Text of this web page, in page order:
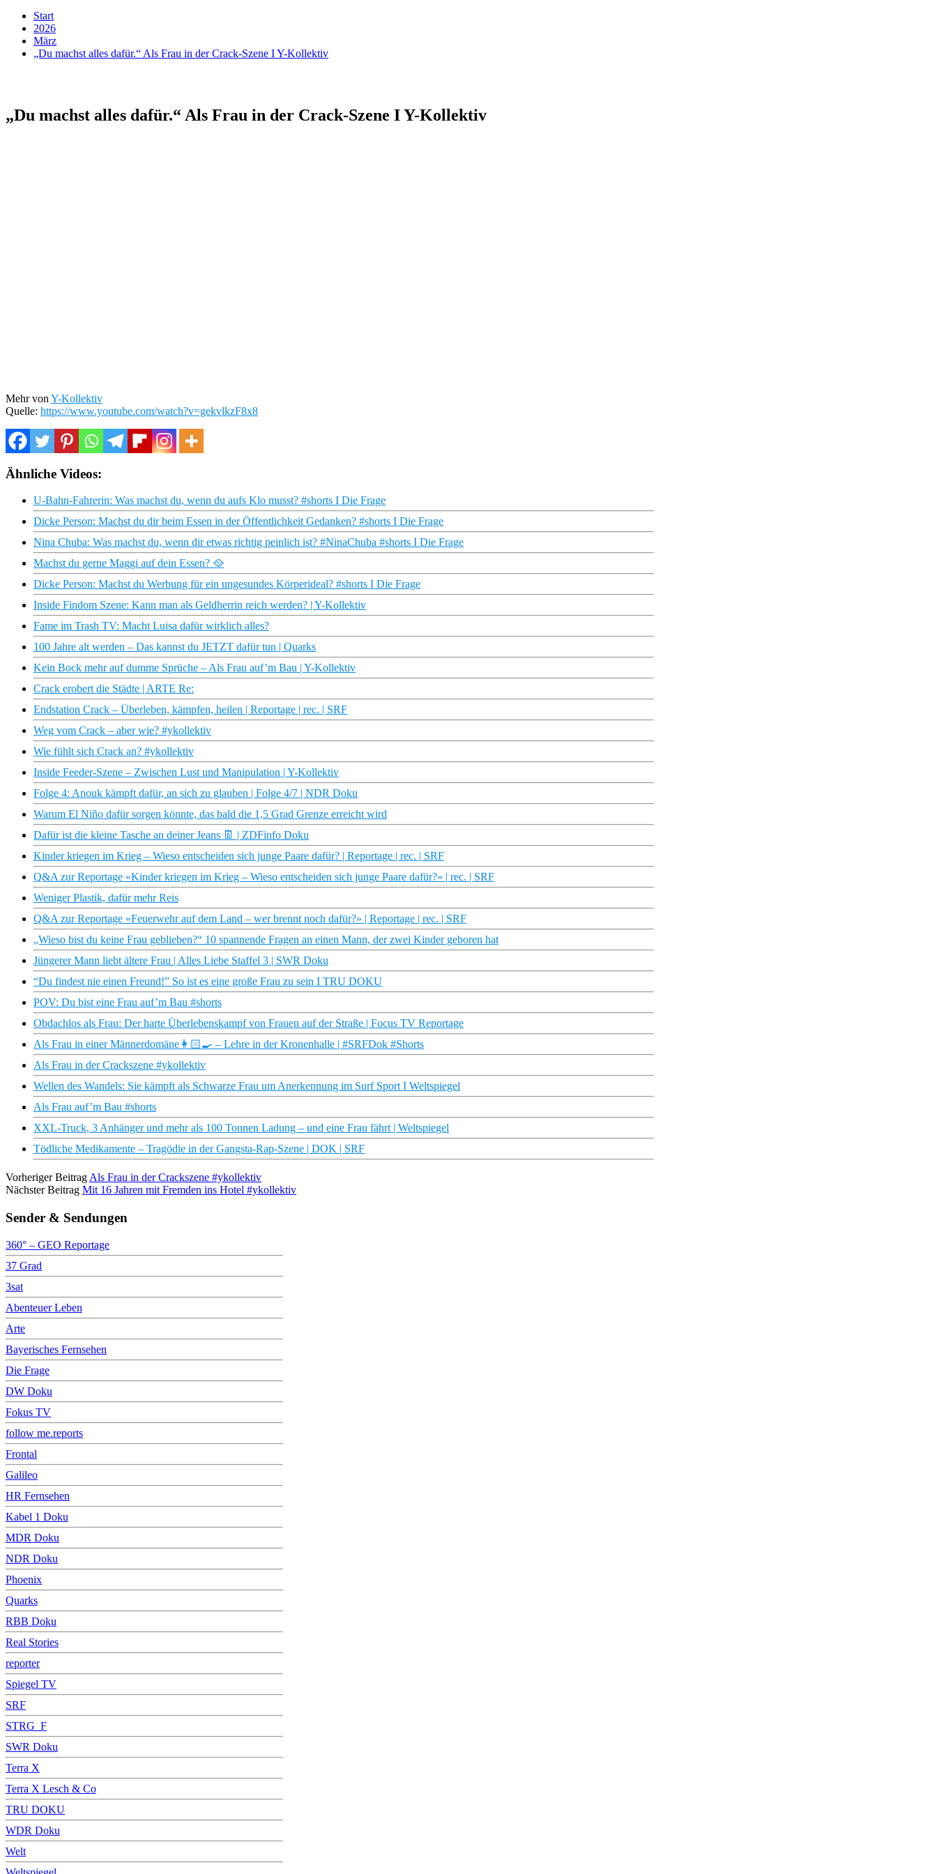
Start
2026
März
„Du machst alles dafür.“ Als Frau in der Crack-Szene I Y-Kollektiv
„Du machst alles dafür.“ Als Frau in der Crack-Szene I Y-Kollektiv
Mehr von Y-Kollektiv
Quelle: https://www.youtube.com/watch?v=gekvlkzF8x8
Ähnliche Videos:
U-Bahn-Fahrerin: Was machst du, wenn du aufs Klo musst? #shorts I Die Frage
Dicke Person: Machst du dir beim Essen in der Öffentlichkeit Gedanken? #shorts I Die Frage
Nina Chuba: Was machst du, wenn dir etwas richtig peinlich ist? #NinaChuba #shorts I Die Frage
Machst du gerne Maggi auf dein Essen? 🥘
Dicke Person: Machst du Werbung für ein ungesundes Körperideal? #shorts I Die Frage
Inside Findom Szene: Kann man als Geldherrin reich werden? | Y-Kollektiv
Fame im Trash TV: Macht Luisa dafür wirklich alles?
100 Jahre alt werden – Das kannst du JETZT dafür tun | Quarks
Kein Bock mehr auf dumme Sprüche – Als Frau auf’m Bau | Y-Kollektiv
Crack erobert die Städte | ARTE Re:
Endstation Crack – Überleben, kämpfen, heilen | Reportage | rec. | SRF
Weg vom Crack – aber wie? #ykollektiv
Wie fühlt sich Crack an? #ykollektiv
Inside Feeder-Szene – Zwischen Lust und Manipulation | Y-Kollektiv
Folge 4: Anouk kämpft dafür, an sich zu glauben | Folge 4/7 | NDR Doku
Warum El Niño dafür sorgen könnte, das bald die 1,5 Grad Grenze erreicht wird
Dafür ist die kleine Tasche an deiner Jeans 👖 | ZDFinfo Doku
Kinder kriegen im Krieg – Wieso entscheiden sich junge Paare dafür? | Reportage | rec. | SRF
Q&A zur Reportage «Kinder kriegen im Krieg – Wieso entscheiden sich junge Paare dafür?» | rec. | SRF
Weniger Plastik, dafür mehr Reis
Q&A zur Reportage «Feuerwehr auf dem Land – wer brennt noch dafür?» | Reportage | rec. | SRF
„Wieso bist du keine Frau geblieben?“ 10 spannende Fragen an einen Mann, der zwei Kinder geboren hat
Jüngerer Mann liebt ältere Frau | Alles Liebe Staffel 3 | SWR Doku
“Du findest nie einen Freund!” So ist es eine große Frau zu sein I TRU DOKU
POV: Du bist eine Frau auf’m Bau #shorts
Obdachlos als Frau: Der harte Überlebenskampf von Frauen auf der Straße | Focus TV Reportage
Als Frau in einer Männerdomäne👩🏻‍🍳 – Lehre in der Kronenhalle | #SRFDok #Shorts
Als Frau in der Crackszene #ykollektiv
Wellen des Wandels: Sie kämpft als Schwarze Frau um Anerkennung im Surf Sport I Weltspiegel
Als Frau auf’m Bau #shorts
XXL-Truck, 3 Anhänger und mehr als 100 Tonnen Ladung – und eine Frau fährt | Weltspiegel
Tödliche Medikamente – Tragödie in der Gangsta-Rap-Szene | DOK | SRF
Vorheriger Beitrag Als Frau in der Crackszene #ykollektiv
Nächster Beitrag Mit 16 Jahren mit Fremden ins Hotel #ykollektiv
Sender & Sendungen
360° – GEO Reportage
37 Grad
3sat
Abenteuer Leben
Arte
Bayerisches Fernsehen
Die Frage
DW Doku
Fokus TV
follow me.reports
Frontal
Galileo
HR Fernsehen
Kabel 1 Doku
MDR Doku
NDR Doku
Phoenix
Quarks
RBB Doku
Real Stories
reporter
Spiegel TV
SRF
STRG_F
SWR Doku
Terra X
Terra X Lesch & Co
TRU DOKU
WDR Doku
Welt